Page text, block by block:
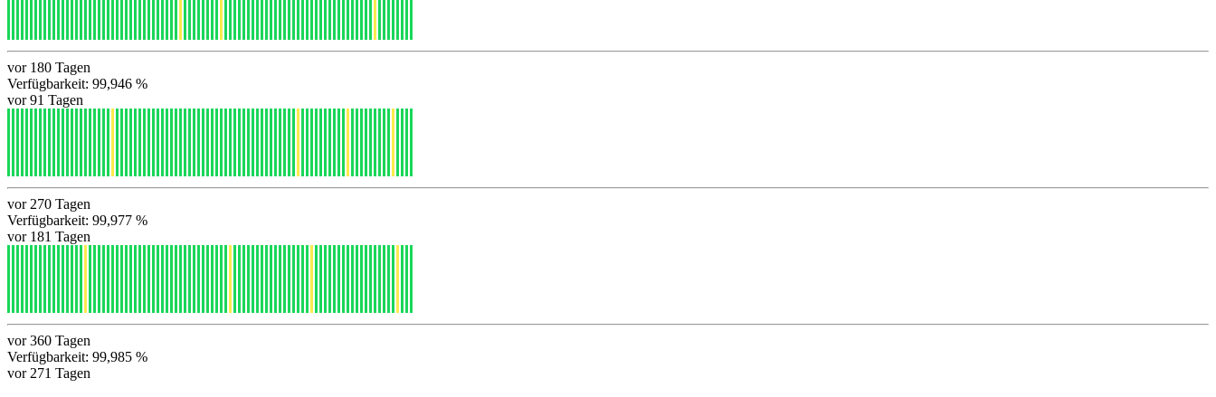
vor 180 Tagen
Verfügbarkeit: 99,946 %
vor 91 Tagen
vor 270 Tagen
Verfügbarkeit: 99,977 %
vor 181 Tagen
vor 360 Tagen
Verfügbarkeit: 99,985 %
vor 271 Tagen